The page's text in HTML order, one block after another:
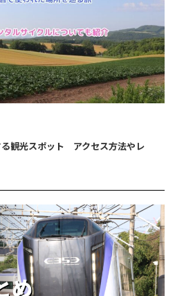
る観光スポット アクセス方法やレ